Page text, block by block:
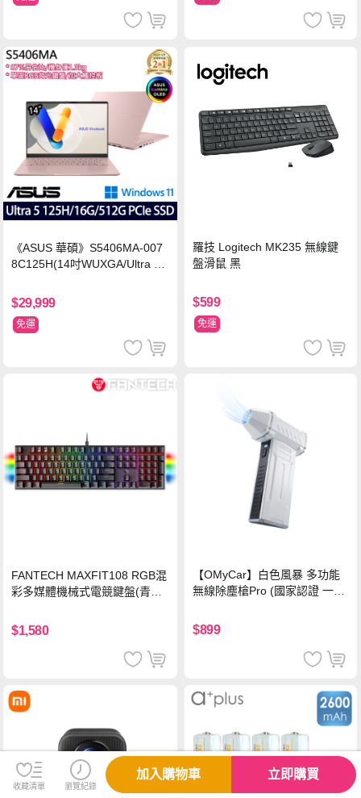
《ASUS 華碩》S5406MA-007
8C125H(14吋WUXGA/Ultra 5
n11/二年保)
$29,999
免運
羅技 Logitech MK235 無線鍵
盤滑鼠 黑
$599
免運
FANTECH MAXFIT108 RGB混
彩多媒體機械式電競鍵盤(青軸)
$1,580
【OMyCar】白色風暴 多功能
無線除塵槍Pro (國家認證 一年
手持強力風槍 暴力吹風
$899
收藏清單 瀏覽紀錄
加入購物車 立即購買